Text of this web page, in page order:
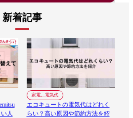
新着記事
人
家電、電気代
エコキュートの電気代はどれく
らい？高い原因や節約方法を紹